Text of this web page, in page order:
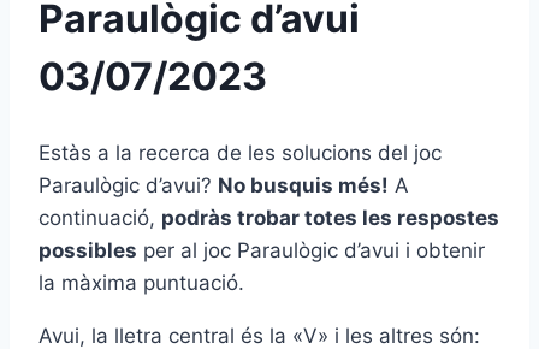
Paraulògic d’avui
03/07/2023
Estàs a la recerca de les solucions del joc
Paraulògic d’avui? No busquis més! A
continuació, podràs trobar totes les respostes
possibles per al joc Paraulògic d’avui i obtenir
la màxima puntuació.
Avui, la lletra central és la «V» i les altres són: